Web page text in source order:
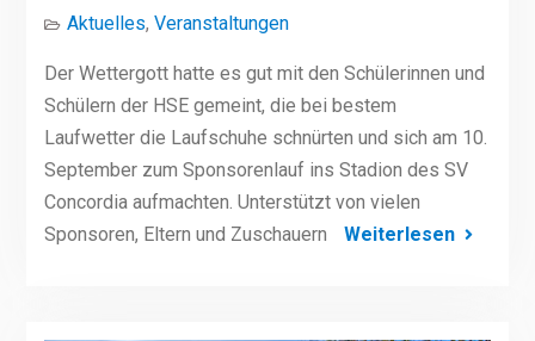
Aktuelles, Veranstaltungen
Der Wettergott hatte es gut mit den Schülerinnen und
Schülern der HSE gemeint, die bei bestem
Laufwetter die Laufschuhe schnürten und sich am 10.
September zum Sponsorenlauf ins Stadion des SV
Concordia aufmachten. Unterstützt von vielen
Sponsoren, Eltern und Zuschauern
Weiterlesen